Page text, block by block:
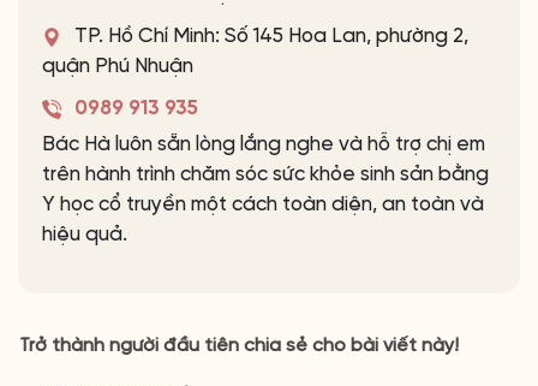
TP. Hồ Chí Minh: Số 145 Hoa Lan, phường 2,
quận Phú Nhuận
0989 913 935
Bác Hà luôn sẵn lòng lắng nghe và hỗ trợ chị em
trên hành trình chăm sóc sức khỏe sinh sản bằng
Y học cổ truyền một cách toàn diện, an toàn và
hiệu quả.
Trở thành người đầu tiên chia sẻ cho bài viết này!